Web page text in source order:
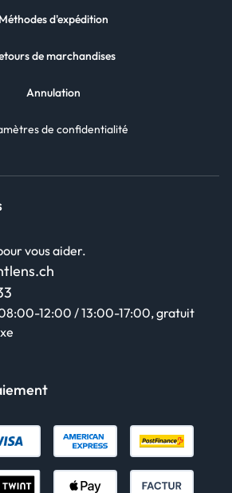
Méthodes d'expédition
de marchandises
Annulation
de confidentialité
vous aider.
12:00 / 13:00-17:00, gratuit